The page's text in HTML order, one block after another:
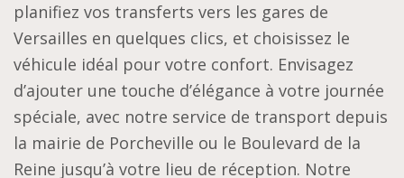
planifiez vos transferts vers les gares de
Versailles en quelques clics, et choisissez le
véhicule idéal pour votre confort. Envisagez
d’ajouter une touche d’élégance à votre journée
spéciale, avec notre service de transport depuis
la mairie de Porcheville ou le Boulevard de la
Reine jusqu’à votre lieu de réception. Notre